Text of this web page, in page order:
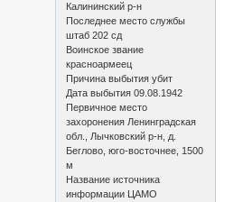
Калининский р-н
Последнее место службы
штаб 202 сд
Воинское звание
красноармеец
Причина выбытия убит
Дата выбытия 09.08.1942
Первичное место
захоронения Ленинградская
обл., Лычковский р-н, д.
Беглово, юго-восточнее, 1500
м
Название источника
информации ЦАМО